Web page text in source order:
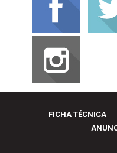
FICHA TÉCNICA